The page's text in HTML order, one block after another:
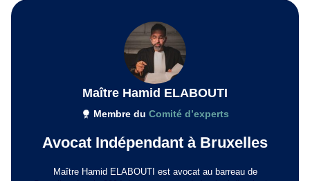
Maître Hamid ELABOUTI
Membre du Comité d’experts
Avocat Indépendant à Bruxelles
Maître Hamid ELABOUTI est avocat au barreau de